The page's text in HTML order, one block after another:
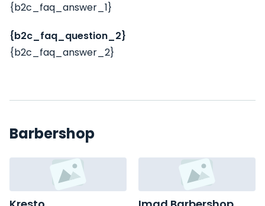
{b2c_faq_answer_1}
{b2c_faq_question_2}
{b2c_faq_answer_2}
Barbershop